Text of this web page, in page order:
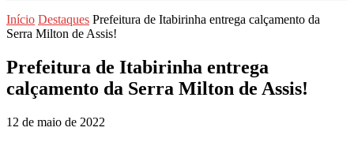
Início Destaques Prefeitura de Itabirinha entrega calçamento da
Serra Milton de Assis!
Prefeitura de Itabirinha entrega
calçamento da Serra Milton de Assis!
12 de maio de 2022